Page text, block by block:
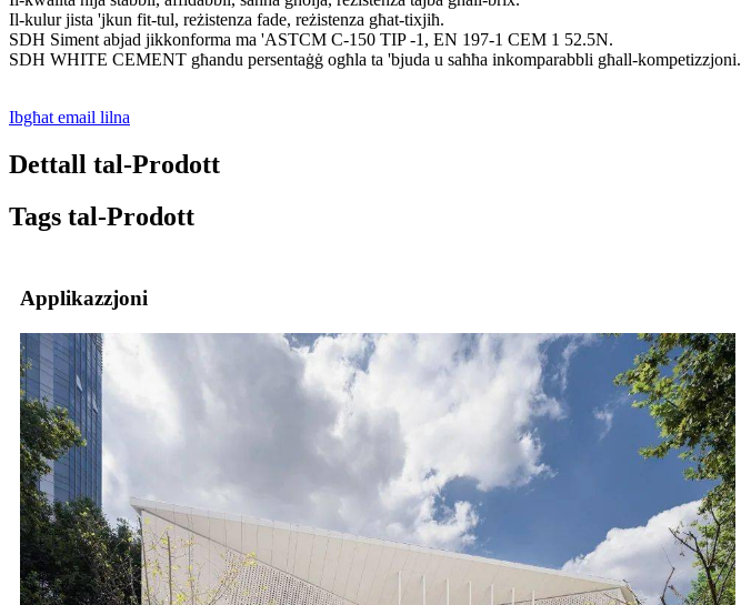
Il-kulur jista 'jkun fit-tul, reżistenza fade, reżistenza għat-tixjiħ.
SDH Siment abjad jikkonforma ma 'ASTCM C-150 TIP -1, EN 197-1 CEM 1 52.5N.
SDH WHITE CEMENT għandu persentaġġ ogħla ta 'bjuda u saħħa inkomparabbli għall-kompetizzjoni.
Ibgħat email lilna
Dettall tal-Prodott
Tags tal-Prodott
Applikazzjoni